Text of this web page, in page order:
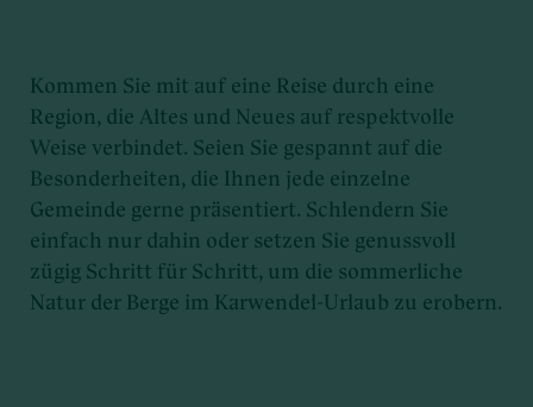
Kommen Sie mit auf eine Reise durch eine
Region, die Altes und Neues auf respektvolle
Weise verbindet. Seien Sie gespannt auf die
Besonderheiten, die Ihnen jede einzelne
Gemeinde gerne präsentiert. Schlendern Sie
einfach nur dahin oder setzen Sie genussvoll
zügig Schritt für Schritt, um die sommerliche
Natur der Berge im Karwendel-Urlaub zu erobern.